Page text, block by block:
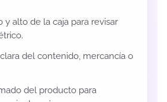
y alto de la caja para revisar
del contenido, mercancía o
del producto para